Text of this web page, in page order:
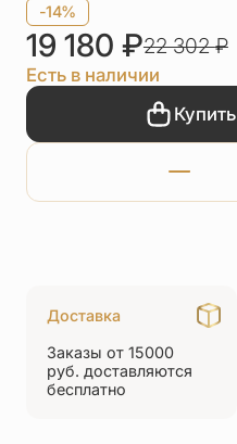
-14%
19 180 ₽22 302₽
Есть в наличии
Купить
Доставка
Заказы от 15000
руб. доставляются
бесплатно